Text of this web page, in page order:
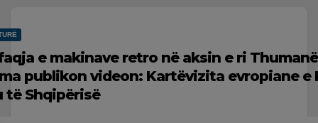
e makinave retro në aksin e ri
publikon videon: Kartëvizita evropiane
të Shqipërisë